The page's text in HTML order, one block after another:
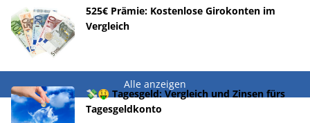
525€ Prämie: Kostenlose Girokonten im
Vergleich
Alle anzeigen
💸🤑 Tagesgeld: Vergleich und Zinsen fürs
Tagesgeldkonto